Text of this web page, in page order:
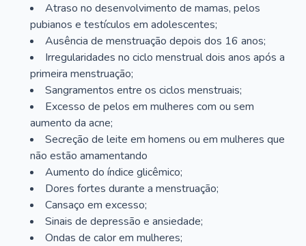
Atraso no desenvolvimento de mamas, pelos
pubianos e testículos em adolescentes;
Ausência de menstruação depois dos 16 anos;
Irregularidades no ciclo menstrual dois anos após a
primeira menstruação;
Sangramentos entre os ciclos menstruais;
Excesso de pelos em mulheres com ou sem
aumento da acne;
Secreção de leite em homens ou em mulheres que
não estão amamentando
Aumento do índice glicêmico;
Dores fortes durante a menstruação;
Cansaço em excesso;
Sinais de depressão e ansiedade;
Ondas de calor em mulheres;